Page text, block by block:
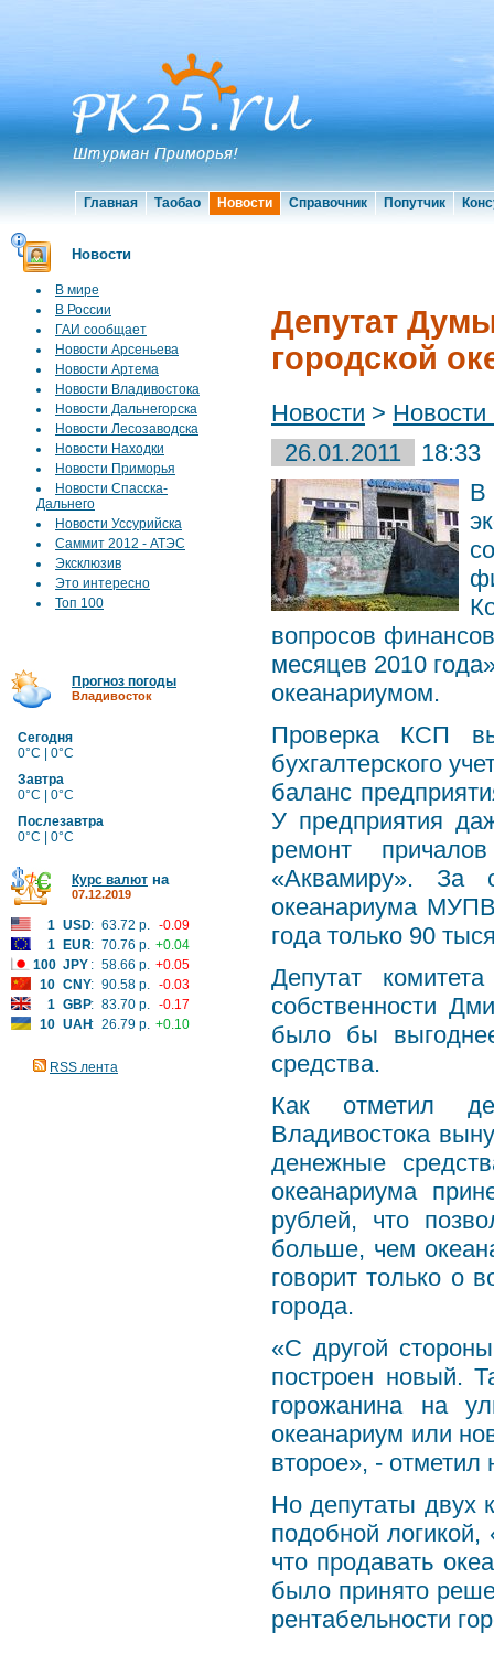
Главная Таобао Новости Справочник Попутчик
Новости
В мире
В России
ГАИ сообщает
Новости Арсеньева
Новости Артема
Новости Владивостока
Новости Дальнегорска
Новости Лесозаводска
Новости Находки
Новости Приморья
Новости Спасска-
Дальнего
Новости Уссурийска
Саммит 2012 - АТЭС
Эксклюзив
Это интересно
Топ 100
Прогноз погоды
Владивосток
Сегодня
0°C | 0°C
Завтра
0°C | 0°C
Послезавтра
0°C | 0°C
Курс валют на
07.12.2019
1 USD: 63.72 р. -0.09
1
EUR: 70.76 р. +0.04
100 JPY : 58.66 р. +0.05
10 CNY: 90.58 р. -0.03
1 GBP: 83.70 р. -0.17
10 UAH: 26.79 р. +0.10
RSS лента
Депутат
городской
Новости > Новости
26.01.2011
18:33
В
вопросов
месяцев 2010
океанариумом.
Проверка КСП
бухгалтерского
баланс
У предприятия
ремонт
«Аквамиру». За
океанариума
года только 90
Депутат
собственности
было бы
средства.
Как отметил
Владивостока
денежные
океанариума
рублей, что
больше, чем
говорит только о
города.
«С другой
построен новый.
горожанина на
океанариум или
второе», - отметил
Но депутаты двух
подобной
что продавать
было принято
рентабельности